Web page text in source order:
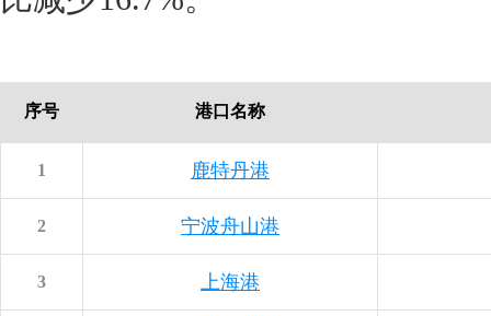
序号 港口名称
1 鹿特丹港
2 宁波舟山港
3 上海港